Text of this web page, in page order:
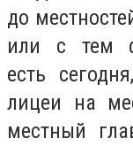
до
или с тем
есть
лицеи на
местный